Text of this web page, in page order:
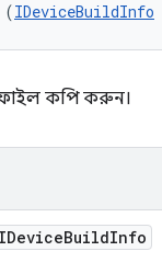
(IDeviceBuildInfo
কপি করুন।
IDeviceBuildInfo